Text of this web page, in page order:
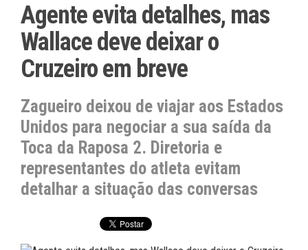
Agente evita detalhes, mas
Wallace deve deixar o
Cruzeiro em breve
Zagueiro deixou de viajar aos Estados
Unidos para negociar a sua saída da
Toca da Raposa 2. Diretoria e
representantes do atleta evitam
detalhar a situação das conversas